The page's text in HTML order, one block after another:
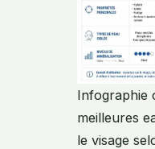
Infographie
meilleures
le visage